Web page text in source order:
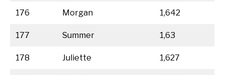
176 Morgan 1,642
177 Summer 1,63
178 Juliette 1,627